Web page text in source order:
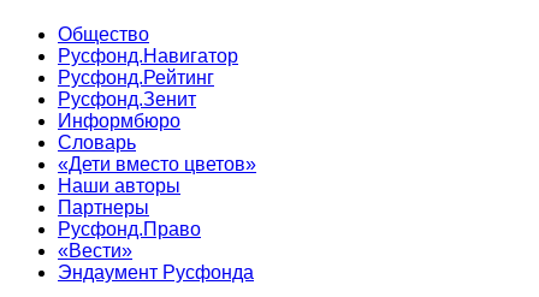
Общество
Русфонд.Навигатор
Русфонд.Рейтинг
Русфонд.Зенит
Информбюро
Словарь
«Дети вместо цветов»
Наши авторы
Партнеры
Русфонд.Право
«Вести»
Эндаумент Русфонда